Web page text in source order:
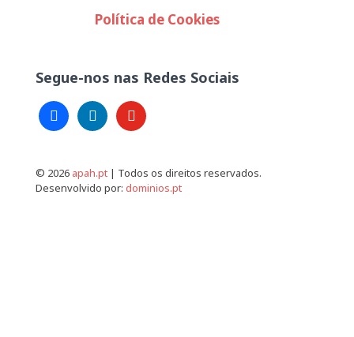
Política de Cookies
Segue-nos nas Redes Sociais
facebooklinkedin youtube
© 2026 apah.pt | Todos os direitos reservados.
Desenvolvido por: dominios.pt